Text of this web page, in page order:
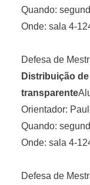
Quando:
Onde: sala 4-
Defesa de
Distribuição
transparente
Orientador:
Quando:
Onde: sala 4-
Defesa de